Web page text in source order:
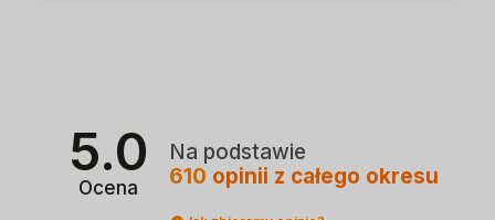
5.0
Ocena
Na podstawie
610 opinii z całego okresu